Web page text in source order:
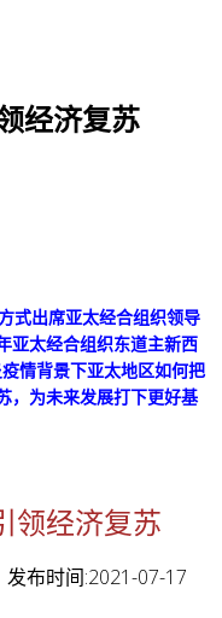
经济复苏
式出席亚太经合组织领导
亚太经合组织东道主新西
情背景下亚太地区如何把
，为未来发展打下更好基
领经济复苏
布时间:2021-07-17